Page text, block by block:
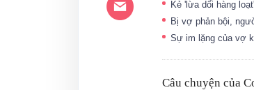
Kẻ 'lừa dối hàng
Bị vợ phản bội,
Sự im lặng của vợ
Câu chuyện của